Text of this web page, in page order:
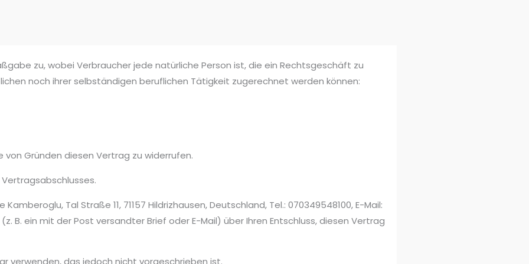
zu, wobei Verbraucher jede natürliche Person ist, die ein Rechtsgeschäft zu
noch ihrer selbständigen beruflichen Tätigkeit zugerechnet werden können:
Gründen diesen Vertrag zu widerrufen.
Tal Straße 11, 71157 Hildrizhausen, Deutschland, Tel.: 070349548100, E-Mail:
B. ein mit der Post versandter Brief oder E-Mail) über Ihren Entschluss, diesen Vertrag
verwenden, das jedoch nicht vorgeschrieben ist.